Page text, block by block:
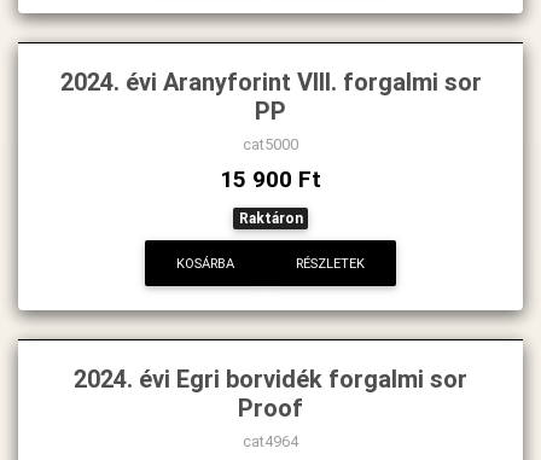
2024. évi Aranyforint VIII. forgalmi sor
PP
cat5000
15 900 Ft
Raktáron
KOSÁRBA RÉSZLETEK
2024. évi Egri borvidék forgalmi sor
Proof
cat4964